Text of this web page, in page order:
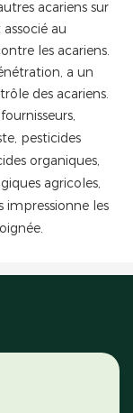
acariens sur
au
les acariens.
a un
des acariens.
pesticides
organiques,
agricoles,
impressionne les